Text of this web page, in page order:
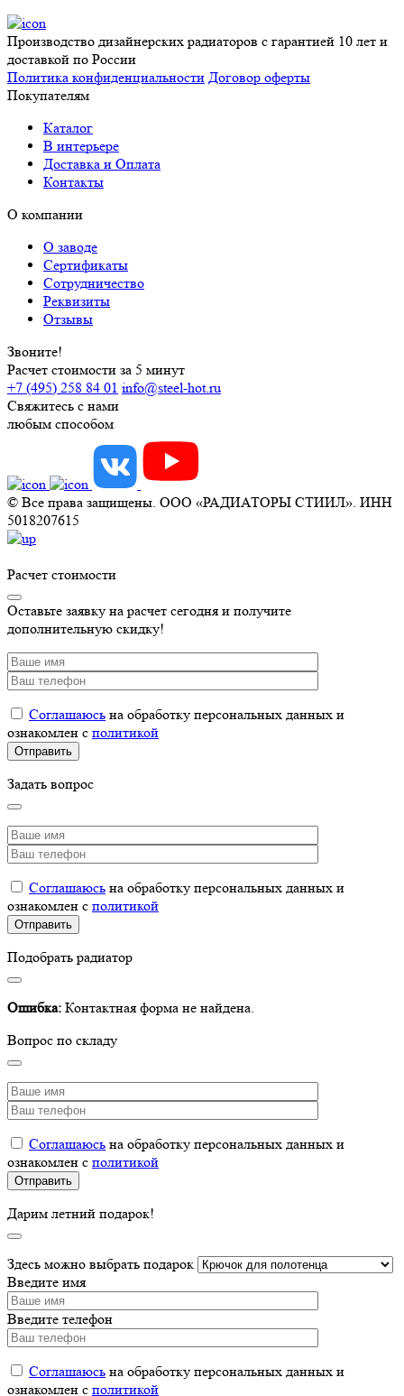
Производство дизайнерских радиаторов с гарантией 10 лет и
доставкой по России
Политика конфиденциальности Договор оферты
Покупателям
Каталог
В интерьере
Доставка и Оплата
Контакты
О компании
О заводе
Сертификаты
Сотрудничество
Реквизиты
Отзывы
Звоните!
Расчет стоимости за 5 минут
+7 (495) 258 84 01 info@steel-hot.ru
Свяжитесь с нами
любым способом
© Все права защищены. ООО «РАДИАТОРЫ СТИИЛ». ИНН
5018207615
Расчет стоимости
Оставьте заявку на расчет сегодня и получите
дополнительную скидку!
Соглашаюсь на обработку персональных данных и
ознакомлен с политикой
Задать вопрос
Соглашаюсь на обработку персональных данных и
ознакомлен с политикой
Подобрать радиатор
Ошибка: Контактная форма не найдена.
Вопрос по складу
Соглашаюсь на обработку персональных данных и
ознакомлен с политикой
Дарим летний подарок!
Здесь можно выбрать подарок
Введите имя
Введите телефон
Соглашаюсь на обработку персональных данных и
ознакомлен с политикой